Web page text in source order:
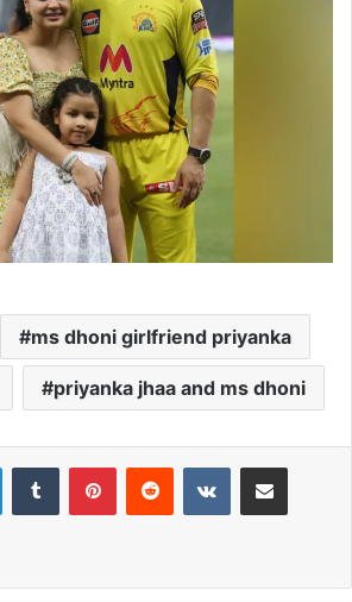
ms dhoni girlfriend priyanka
priyanka jhaa and ms dhoni
LinkedInTumblr PinterestReddit VKontakteShare via Email